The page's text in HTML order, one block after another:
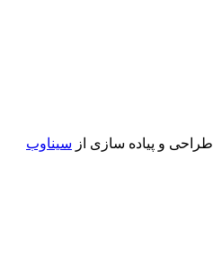
طراحی و پیاده سازی از سیناوب